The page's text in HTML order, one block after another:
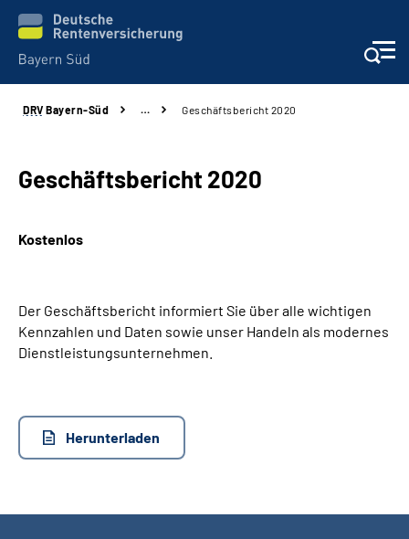
Beratung und Kontakt
Karriere
Über Uns
Leichte Sprache
DRV Bayern-Süd … Geschäftsbericht 2020
Geschäftsbericht 2020
Kostenlos
Der Geschäftsbericht informiert Sie über alle wichtigen
Kennzahlen und Daten sowie unser Handeln als modernes
Dienstleistungsunternehmen.
Herunterladen